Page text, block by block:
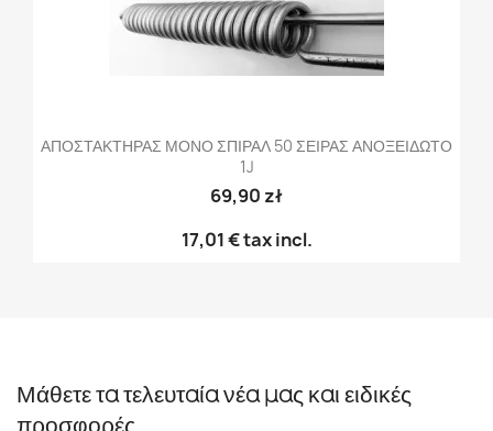
ΑΠΟΣΤΑΚΤΗΡΑΣ ΜΟΝΟ ΣΠΙΡΑΛ 50 ΣΕΙΡΑΣ ΑΝΟΞΕΙΔΩΤΟ
1J
69,90 zł
17,01 €tax incl.
Μάθετε τα τελευταία νέα μας και ειδικές